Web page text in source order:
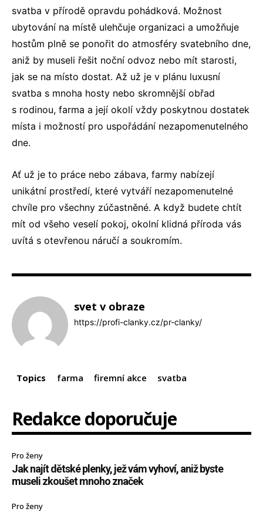
svatba v přírodě opravdu pohádková. Možnost
ubytování na místě ulehčuje organizaci a umožňuje
hostům plně se ponořit do atmosféry svatebního dne,
aniž by museli řešit noční odvoz nebo mít starosti,
jak se na místo dostat. Až už je v plánu luxusní
svatba s mnoha hosty nebo skromnější obřad
s rodinou, farma a její okolí vždy poskytnou dostatek
místa i možností pro uspořádání nezapomenutelného
dne.
Ať už je to práce nebo zábava, farmy nabízejí
unikátní prostředí, které vytváří nezapomenutelné
chvíle pro všechny zúčastněné. A když budete chtít
mít od všeho veselí pokoj, okolní klidná příroda vás
uvítá s otevřenou náručí a soukromím.
svet v obraze
https://profi-clanky.cz/pr-clanky/
Topics farma firemní akce svatba
Redakce doporučuje
Pro ženy
Jak najít dětské plenky, jež vám vyhoví, aniž byste
museli zkoušet mnoho značek
Pro ženy